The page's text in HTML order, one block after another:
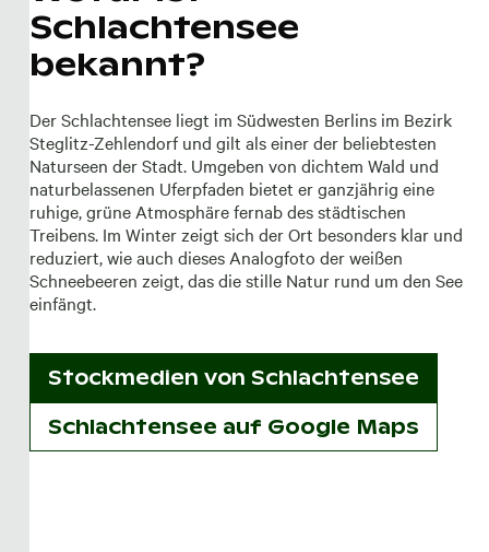
Schlachtensee
bekannt?
Der Schlachtensee liegt im Südwesten Berlins im Bezirk
Steglitz-Zehlendorf und gilt als einer der beliebtesten
Naturseen der Stadt. Umgeben von dichtem Wald und
naturbelassenen Uferpfaden bietet er ganzjährig eine
ruhige, grüne Atmosphäre fernab des städtischen
Treibens. Im Winter zeigt sich der Ort besonders klar und
reduziert, wie auch dieses Analogfoto der weißen
Schneebeeren zeigt, das die stille Natur rund um den See
einfängt.
Stockmedien von Schlachtensee
Schlachtensee auf Google Maps